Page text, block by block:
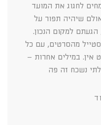
לחגוג את המועד
שיהיה תפור על
למקום הנכון.
מהסרטים, עם כל
אין. במילים אחרות –
נשכח זה פה